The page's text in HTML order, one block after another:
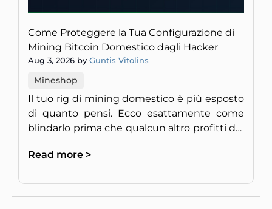
Come Proteggere la Tua Configurazione di
Mining Bitcoin Domestico dagli Hacker
Aug 3, 2026 by Guntis Vitolins
Mineshop
Il tuo rig di mining domestico è più esposto
di quanto pensi. Ecco esattamente come
blindarlo prima che qualcun altro profitti del
Read more >